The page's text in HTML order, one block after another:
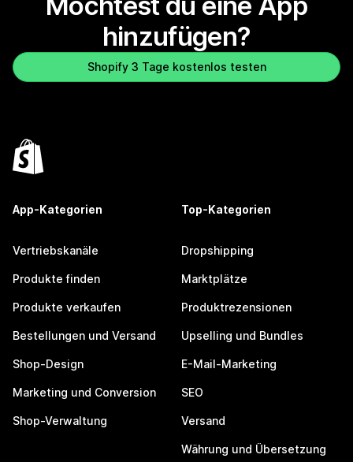
hinzufügen?
Shopify 3 Tage kostenlos testen
App-Kategorien
Vertriebskanäle
Produkte finden
Produkte verkaufen
Bestellungen und Versand
Shop-Design
Marketing und Conversion
Shop-Verwaltung
Top-Kategorien
Dropshipping
Marktplätze
Produktrezensionen
Upselling und Bundles
E-Mail-Marketing
SEO
Versand
Währung und Übersetzung